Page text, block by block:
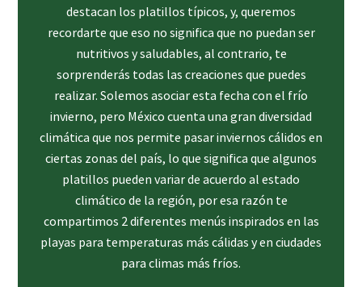
destacan los platillos típicos, y, queremos
recordarte que eso no significa que no puedan ser
nutritivos y saludables, al contrario, te
sorprenderás todas las creaciones que puedes
realizar. Solemos asociar esta fecha con el frío
invierno, pero México cuenta una gran diversidad
climática que nos permite pasar inviernos cálidos en
ciertas zonas del país, lo que significa que algunos
platillos pueden variar de acuerdo al estado
climático de la región, por esa razón te
compartimos 2 diferentes menús inspirados en las
playas para temperaturas más cálidas y en ciudades
para climas más fríos.